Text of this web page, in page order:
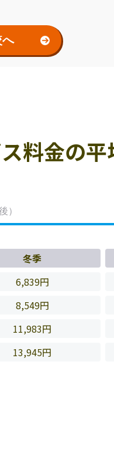
へ
料金の平
）
冬季
6,839円
8,549円
11,983円
13,945円